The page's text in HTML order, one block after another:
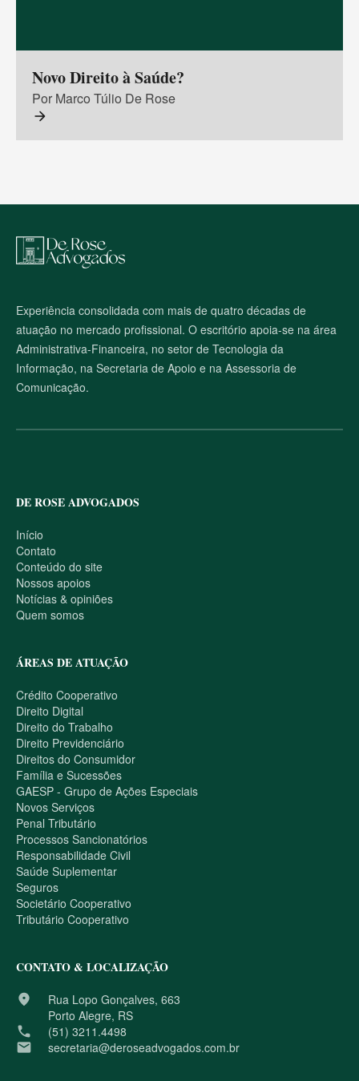
Novo Direito à Saúde?
Por Marco Túlio De Rose
arrow_forward
M
a
p
o
s
i
t
e
Experiência consolidada com mais de quatro décadas de
atuação no mercado profissional. O escritório apoia-se na área
Administrativa-Financeira, no setor de Tecnologia da
Informação, na Secretaria de Apoio e na Assessoria de
Comunicação.
DE ROSE ADVOGADOS
Início
Contato
Conteúdo do site
Nossos apoios
Notícias & opiniões
Quem somos
ÁREAS DE ATUAÇÃO
Crédito Cooperativo
Direito Digital
Direito do Trabalho
Direito Previdenciário
Direitos do Consumidor
Família e Sucessões
GAESP - Grupo de Ações Especiais
Novos Serviços
Penal Tributário
Processos Sancionatórios
Responsabilidade Civil
Saúde Suplementar
Seguros
Societário Cooperativo
Tributário Cooperativo
CONTATO & LOCALIZAÇÃO
place
Rua Lopo Gonçalves, 663
Porto Alegre, RS
phone
(51) 3211.4498
email
secretaria@deroseadvogados.com.br